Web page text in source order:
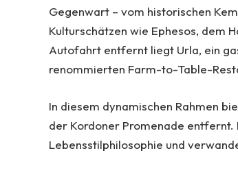
Gegenwart – vom historischen
Kulturschätzen wie Ephesos, dem
Autofahrt entfernt liegt Urla, ein
renommierten Farm-to-Table-
In diesem dynamischen Rahmen
der Kordoner Promenade entfernt.
Lebensstilphilosophie und